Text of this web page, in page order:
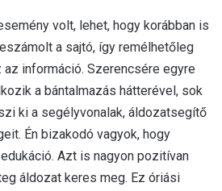
volt, lehet, hogy korábban is
a sajtó, így remélhetőleg
információ. Szerencsére egyre
a bántalmazás hátterével, sok
ki a segélyvonalak, áldozatsegítő
Én bizakodó vagyok, hogy
Azt is nagyon pozitívan
áldozat keres meg. Ez óriási